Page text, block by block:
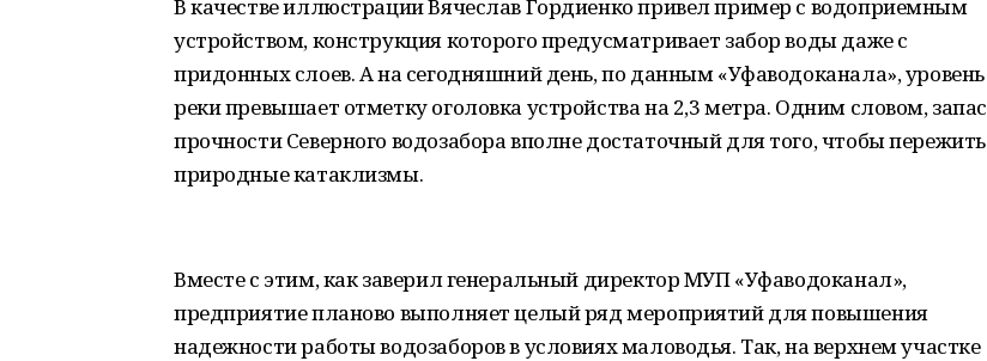
В качестве иллюстрации Вячеслав Гордиенко привел пример с водоприемным
устройством, конструкция которого предусматривает забор воды даже с
придонных слоев. А на сегодняшний день, по данным «Уфаводоканала», уровень
реки превышает отметку оголовка устройства на 2,3 метра. Одним словом, запас
прочности Северного водозабора вполне достаточный для того, чтобы пережить
природные катаклизмы.
Вместе с этим, как заверил генеральный директор МУП «Уфаводоканал»,
предприятие планово выполняет целый ряд мероприятий для повышения
надежности работы водозаборов в условиях маловодья. Так, на верхнем участке